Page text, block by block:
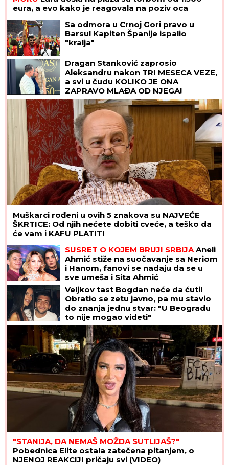
eura, a evo kako je reagovala na poziv oca
Sa odmora u Crnoj Gori pravo u
Barsu! Kapiten Španije ispalio
"kralja"
Dragan Stanković zaprosio
Aleksandru nakon TRI MESECA VEZE,
a svi u čudu KOLIKO JE ONA
ZAPRAVO MLAĐA OD NJEGA!
Muškarci rođeni u ovih 5 znakova su NAJVEĆE
ŠKRTICE: Od njih nećete dobiti cveće, a teško da
će vam i KAFU PLATITI
SUSRET O KOJEM BRUJI SRBIJA Aneli
Ahmić stiže na suočavanje sa Neriom
i Hanom, fanovi se nadaju da se u
sve umeša i Sita Ahmić
Veljkov tast Bogdan neće da ćuti!
Obratio se zetu javno, pa mu stavio
do znanja jednu stvar: "U Beogradu
to nije mogao videti"
"STANIJA, DA NEMAŠ MOŽDA SUTLIJAŠ?"
Pobednica Elite ostala zatečena pitanjem, o
NJENOJ REAKCIJI pričaju svi (VIDEO)